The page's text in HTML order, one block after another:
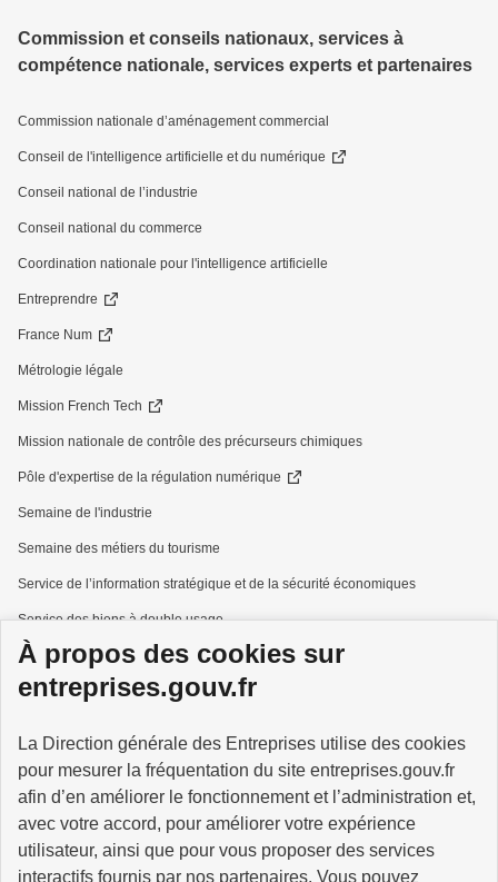
À propos des cookies sur
entreprises.gouv.fr
La Direction générale des Entreprises utilise des cookies
pour mesurer la fréquentation du site entreprises.gouv.fr
afin d’en améliorer le fonctionnement et l’administration et,
avec votre accord, pour améliorer votre expérience
utilisateur, ainsi que pour vous proposer des services
interactifs fournis par nos partenaires. Vous pouvez
Commission et conseils nationaux, services à
compétence nationale, services experts et partenaires
Commission nationale d’aménagement commercial
Conseil de l'intelligence artificielle et du numérique
Conseil national de l’industrie
Conseil national du commerce
Coordination nationale pour l'intelligence artificielle
Entreprendre
France Num
Métrologie légale
Mission French Tech
Mission nationale de contrôle des précurseurs chimiques
Pôle d'expertise de la régulation numérique
Semaine de l'industrie
Semaine des métiers du tourisme
Service de l’information stratégique et de la sécurité économiques
Service des biens à double usage
Services à la personne
GOUVERNEMENT